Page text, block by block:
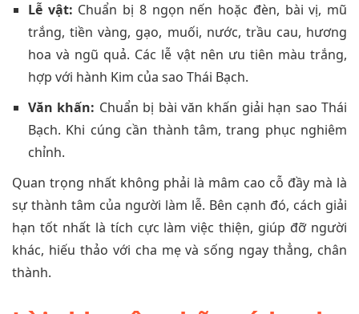
Lễ vật: Chuẩn bị 8 ngọn nến hoặc đèn, bài vị, mũ
trắng, tiền vàng, gạo, muối, nước, trầu cau, hương
hoa và ngũ quả. Các lễ vật nên ưu tiên màu trắng,
hợp với hành Kim của sao Thái Bạch.
Văn khấn: Chuẩn bị bài văn khấn giải hạn sao Thái
Bạch. Khi cúng cần thành tâm, trang phục nghiêm
chỉnh.
Quan trọng nhất không phải là mâm cao cỗ đầy mà là
sự thành tâm của người làm lễ. Bên cạnh đó, cách giải
hạn tốt nhất là tích cực làm việc thiện, giúp đỡ người
khác, hiếu thảo với cha mẹ và sống ngay thẳng, chân
thành.